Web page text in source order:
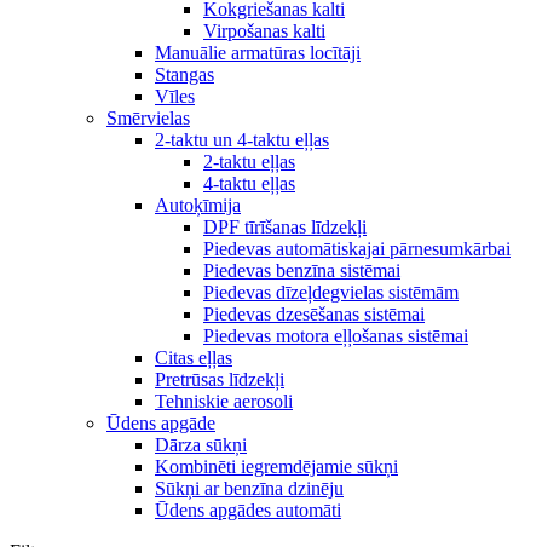
Kokgriešanas kalti
Virpošanas kalti
Manuālie armatūras locītāji
Stangas
Vīles
Smērvielas
2-taktu un 4-taktu eļļas
2-taktu eļļas
4-taktu eļļas
Autoķīmija
DPF tīrīšanas līdzekļi
Piedevas automātiskajai pārnesumkārbai
Piedevas benzīna sistēmai
Piedevas dīzeļdegvielas sistēmām
Piedevas dzesēšanas sistēmai
Piedevas motora eļļošanas sistēmai
Citas eļļas
Pretrūsas līdzekļi
Tehniskie aerosoli
Ūdens apgāde
Dārza sūkņi
Kombinēti iegremdējamie sūkņi
Sūkņi ar benzīna dzinēju
Ūdens apgādes automāti